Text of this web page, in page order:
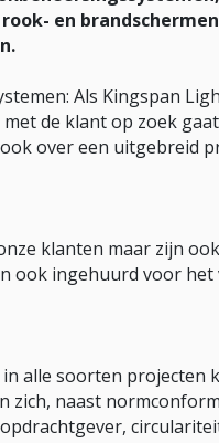
en
Als Kingspan
de klant op zoek
over een uitgebreid
klanten maar zijn
ook ingehuurd voor
alle soorten projecten
zich, naast